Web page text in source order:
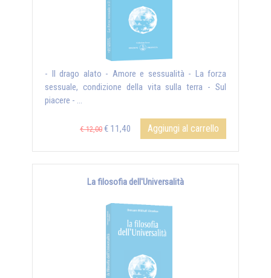
- Il drago alato - Amore e sessualità - La forza
sessuale, condizione della vita sulla terra - Sul
piacere - ...
€ 12,00 € 11,40 Aggiungi al carrello
La filosofia dell'Universalità